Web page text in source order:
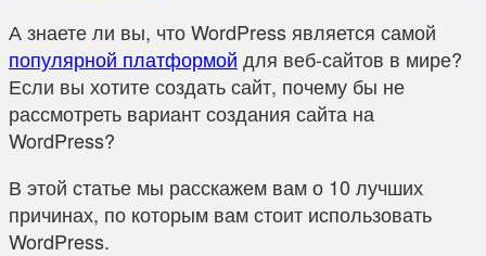
А знаете ли вы, что WordPress является самой
популярной платформой для веб-сайтов в мире?
Если вы хотите создать сайт, почему бы не
рассмотреть вариант создания сайта на
WordPress?
В этой статье мы расскажем вам о 10 лучших
причинах, по которым вам стоит использовать
WordPress.